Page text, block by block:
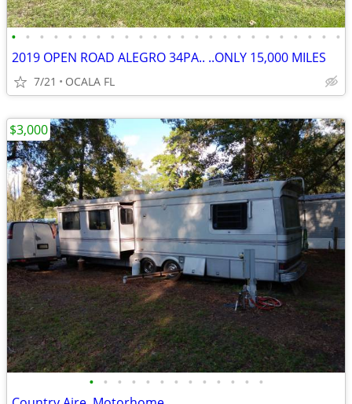
• • • • • • • • • • • • • • • • • • • • • • • •
2019 OPEN ROAD ALEGRO 34PA.. ..ONLY 15,000 MILES
7/21 OCALA FL
• • • • • • • • • • • • •
$3,000